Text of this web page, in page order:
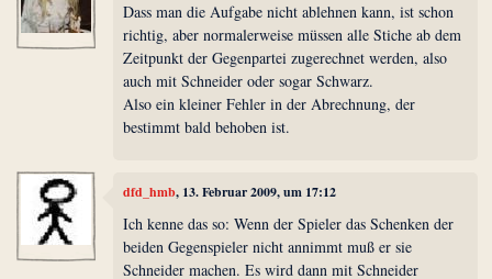
Dass man die Aufgabe nicht ablehnen kann, ist schon
richtig, aber normalerweise müssen alle Stiche ab dem
Zeitpunkt der Gegenpartei zugerechnet werden, also
auch mit Schneider oder sogar Schwarz.
Also ein kleiner Fehler in der Abrechnung, der
bestimmt bald behoben ist.
dfd_hmb, 13. Februar 2009, um 17:12
Ich kenne das so: Wenn der Spieler das Schenken der
beiden Gegenspieler nicht annimmt muß er sie
Schneider machen. Es wird dann mit Schneider